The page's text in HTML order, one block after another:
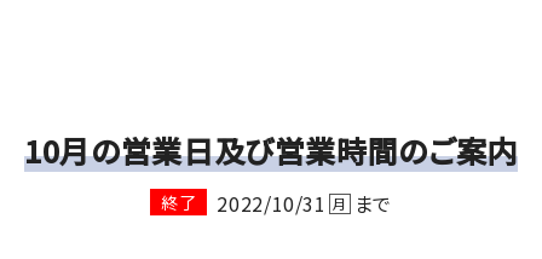
10月の営業日及び営業時間のご案内
終了 2022/10/31 月 まで